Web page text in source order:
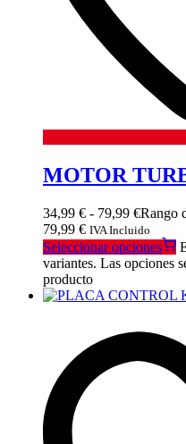
MOTOR
34,99 € - 79,99 €Rango
79,99 € IVA Incluido
Seleccionar opciones
variantes. Las opciones
producto